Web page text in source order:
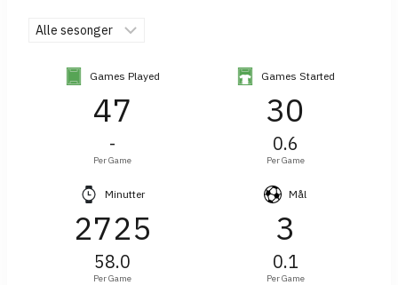
Games Played
47
-
Per Game
Games Started
30
0.6
Per Game
Minutter
2725
58.0
Per Game
Mål
3
0.1
Per Game